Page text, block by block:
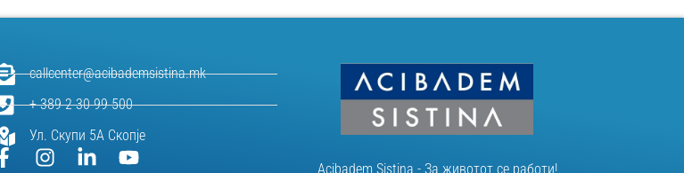
callcenter@acibademsistina.mk
+ 389 2 30 99 500
Ул. Скупи 5А Скопје
Acibadem Sistina - За животот се работи!